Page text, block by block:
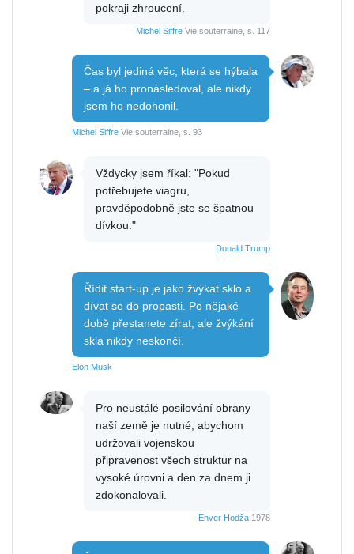
pokraji zhroucení.
Michel Siffre Vie souterraine, s. 117
Čas byl jediná věc, která se hýbala
– a já ho pronásledoval, ale nikdy
jsem ho nedohonil.
Michel Siffre Vie souterraine, s. 93
Vždycky jsem říkal: "Pokud
potřebujete viagru,
pravděpodobně jste se špatnou
dívkou."
Donald Trump
Řídit start-up je jako žvýkat sklo a
dívat se do propasti. Po nějaké
době přestanete zírat, ale žvýkání
skla nikdy neskončí.
Elon Musk
Pro neustálé posilování obrany
naší země je nutné, abychom
udržovali vojenskou
připravenost všech struktur na
vysoké úrovni a den za dnem ji
zdokonalovali.
Enver Hodža 1978